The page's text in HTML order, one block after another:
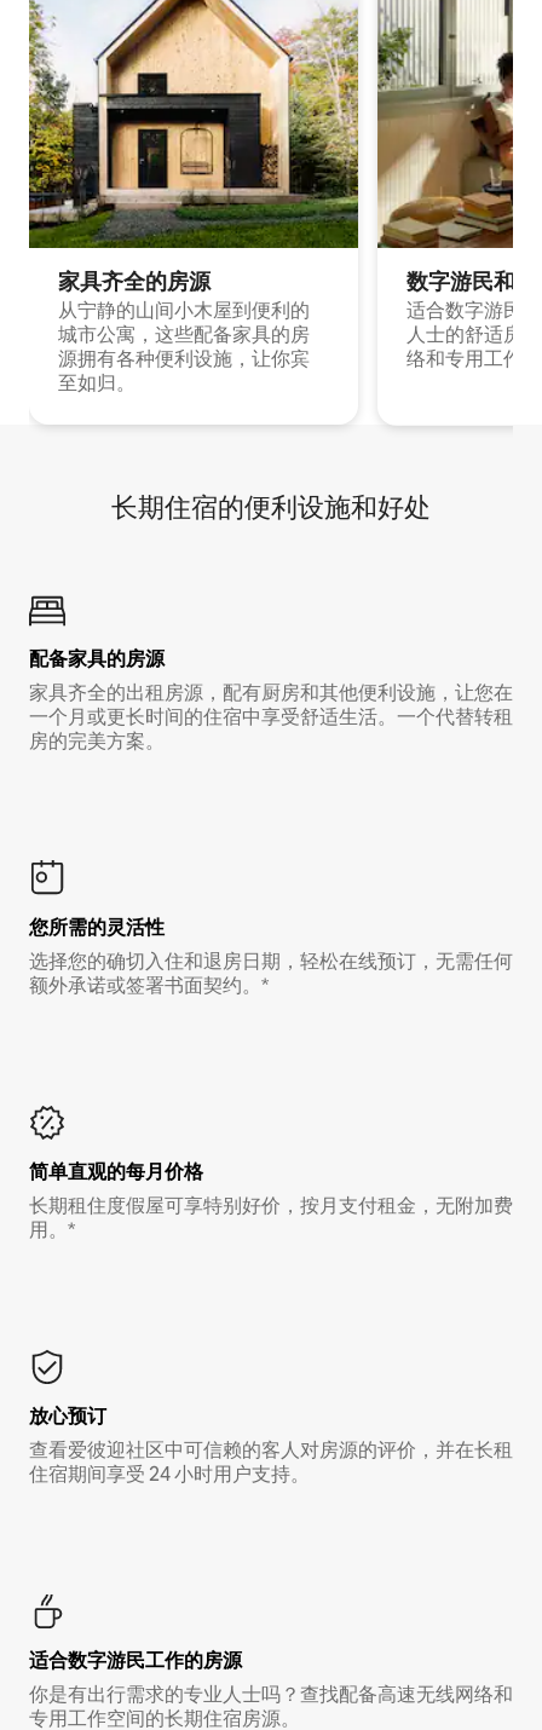
家具齐全的房源
从宁静的山间小木屋到便利的
城市公寓，这些配备家具的房
源拥有各种便利设施，让你宾
至如归。
数字游民和
适合数字游民
人士的舒适房
络和专用工作
长期住宿的便利设施和好处
配备家具的房源
家具齐全的出租房源，配有厨房和其他便利设施，让您在
一个月或更长时间的住宿中享受舒适生活。一个代替转租
房的完美方案。
您所需的灵活性
选择您的确切入住和退房日期，轻松在线预订，无需任何
额外承诺或签署书面契约。*
简单直观的每月价格
长期租住度假屋可享特别好价，按月支付租金，无附加费
用。*
放心预订
查看爱彼迎社区中可信赖的客人对房源的评价，并在长租
住宿期间享受 24 小时用户支持。
适合数字游民工作的房源
你是有出行需求的专业人士吗？查找配备高速无线网络和
专用工作空间的长期住宿房源。